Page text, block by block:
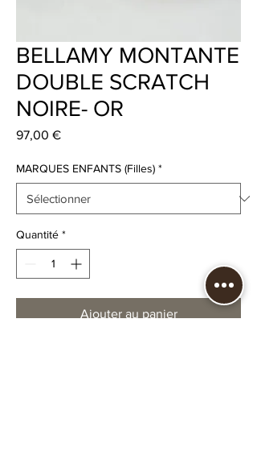
BELLAMY MONTANTE
DOUBLE SCRATCH
NOIRE- OR
97,00 €Prix
MARQUES ENFANTS (Filles) *
Quantité *
Ajouter au panier